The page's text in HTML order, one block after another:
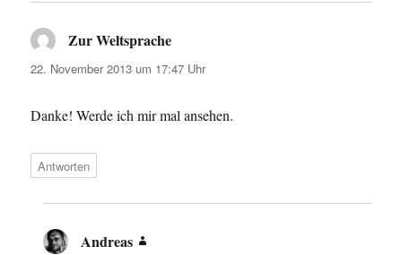
Zur Weltsprache
22. November 2013 um 17:47 Uhr
Danke! Werde ich mir mal ansehen.
Antworten
Andreas